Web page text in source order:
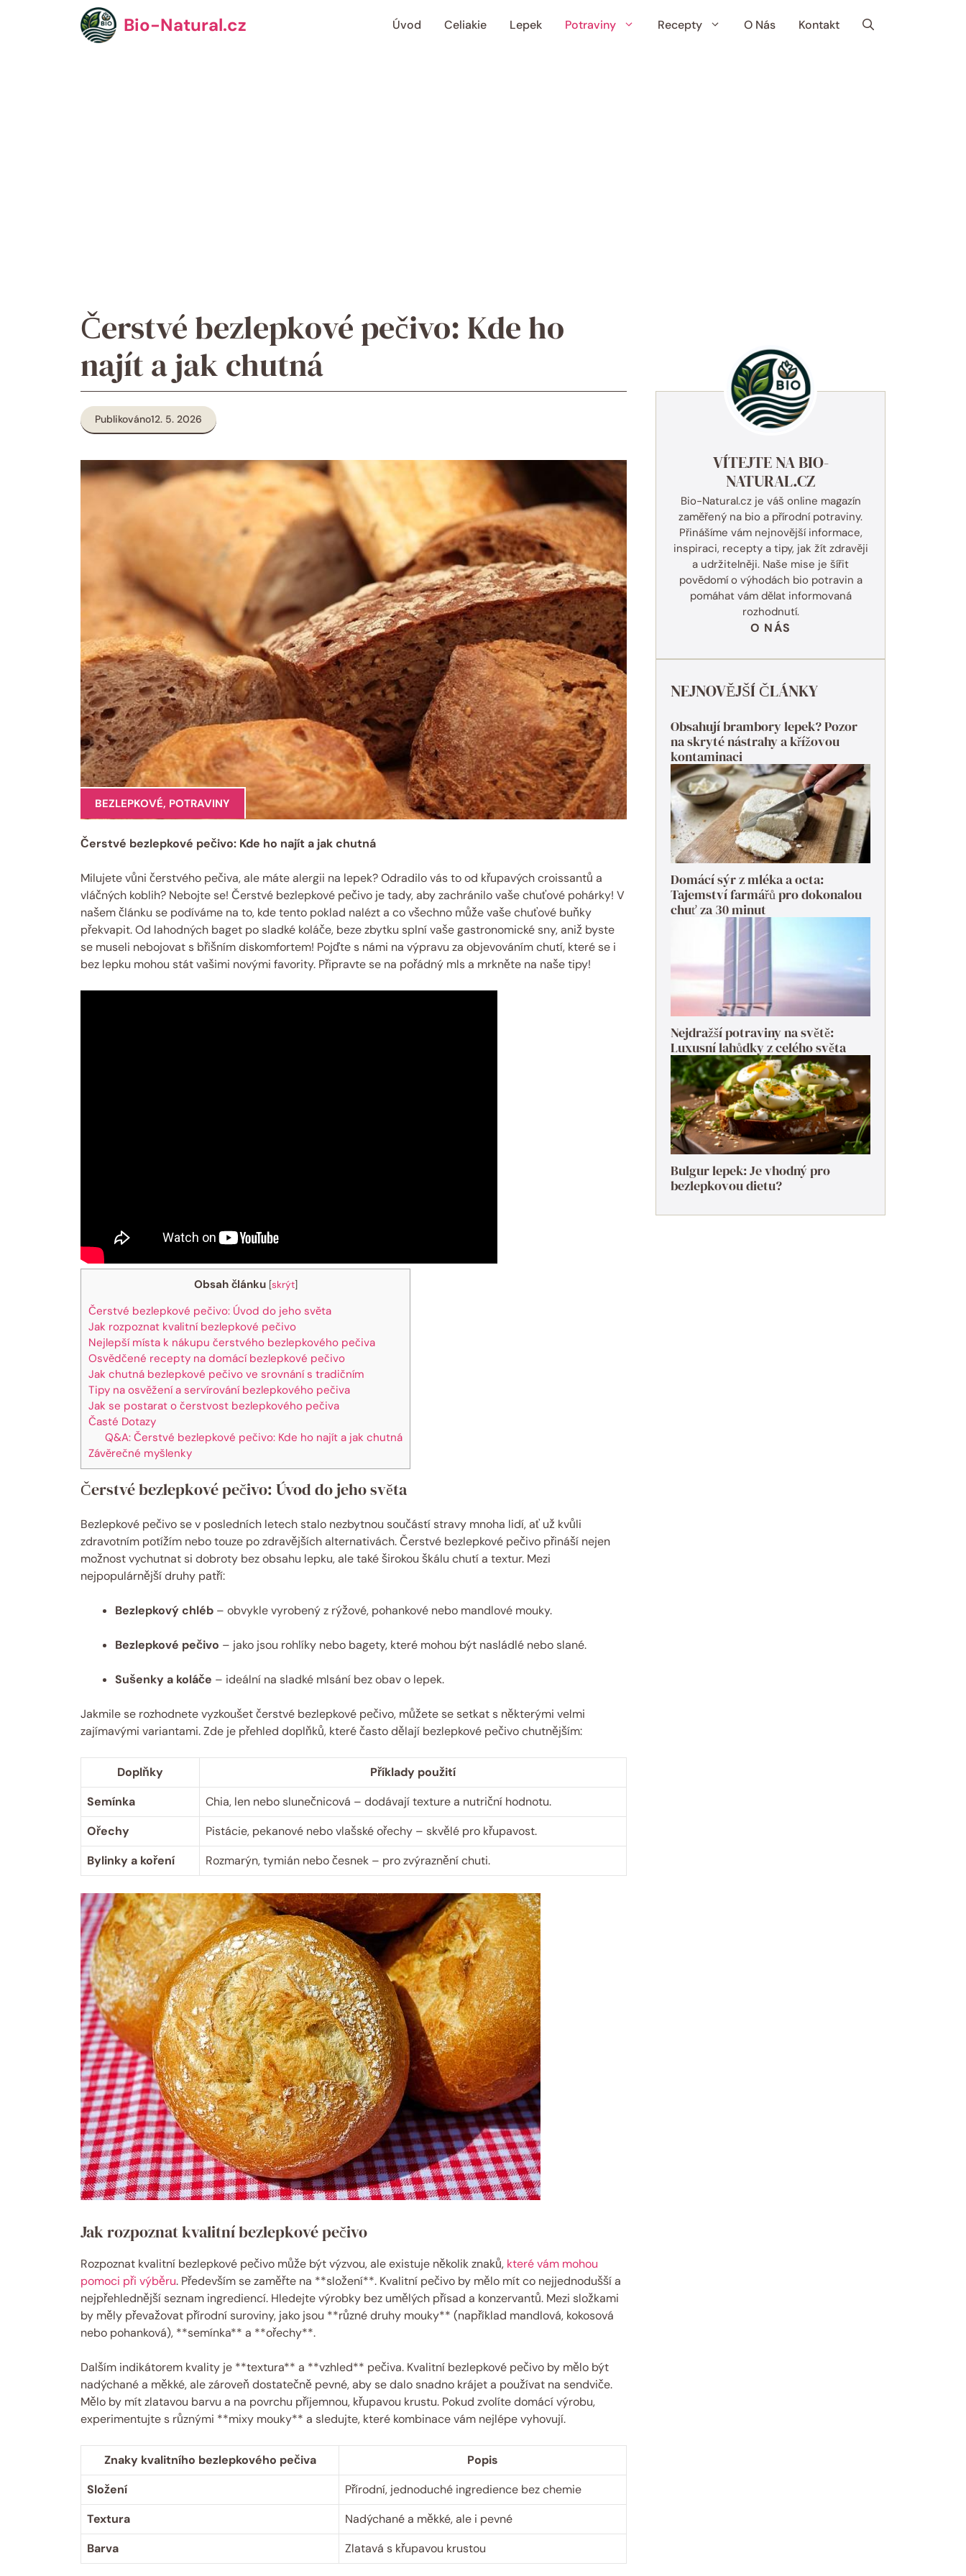
Bio-Natural.cz Úvod Celiakie Lepek Potraviny Recepty O Nás Kontakt
Čerstvé bezlepkové pečivo: Kde ho
najít a jak chutná
Publikováno12. 5. 2026
BEZLEPKOVÉ, POTRAVINY
Čerstvé bezlepkové pečivo: Kde ho najít a jak chutná
Milujete vůni čerstvého pečiva, ale máte alergii na lepek? Odradilo vás to od křupavých croissantů a
vláčných koblih? Nebojte se! Čerstvé bezlepkové pečivo je tady, aby zachránilo vaše chuťové pohárky! V
našem článku se podíváme na to, kde tento poklad nalézt a co všechno může vaše chuťové buňky
překvapit. Od lahodných baget po sladké koláče, beze zbytku splní vaše gastronomické sny, aniž byste
se museli nebojovat s břišním diskomfortem! Pojďte s námi na výpravu za objevováním chutí, které se i
bez lepku mohou stát vašimi novými favority. Připravte se na pořádný mls a mrkněte na naše tipy!
Obsah článku [skrýt]
Čerstvé bezlepkové pečivo: Úvod do jeho světa
Jak rozpoznat kvalitní bezlepkové pečivo
Nejlepší místa k nákupu čerstvého bezlepkového pečiva
Osvědčené recepty na domácí bezlepkové pečivo
Jak chutná bezlepkové pečivo ve srovnání s tradičním
Tipy na osvěžení a servírování bezlepkového pečiva
Jak se postarat o čerstvost bezlepkového pečiva
Časté Dotazy
Q&A: Čerstvé bezlepkové pečivo: Kde ho najít a jak chutná
Závěrečné myšlenky
Čerstvé bezlepkové pečivo: Úvod do jeho světa
Bezlepkové pečivo se v posledních letech stalo nezbytnou součástí stravy mnoha lidí, ať už kvůli
zdravotním potížím nebo touze po zdravějších alternativách. Čerstvé bezlepkové pečivo přináší nejen
možnost vychutnat si dobroty bez obsahu lepku, ale také širokou škálu chutí a textur. Mezi
nejpopulárnější druhy patří:
Bezlepkový chléb – obvykle vyrobený z rýžové, pohankové nebo mandlové mouky.
Bezlepkové pečivo – jako jsou rohlíky nebo bagety, které mohou být nasládlé nebo slané.
Sušenky a koláče – ideální na sladké mlsání bez obav o lepek.
Jakmile se rozhodnete vyzkoušet čerstvé bezlepkové pečivo, můžete se setkat s některými velmi
zajímavými variantami. Zde je přehled doplňků, které často dělají bezlepkové pečivo chutnějším:
Doplňky
Příklady použití
Semínka
Chia, len nebo slunečnicová – dodávají texture a nutriční hodnotu.
Ořechy
Pistácie, pekanové nebo vlašské ořechy – skvělé pro křupavost.
Bylinky a koření
Rozmarýn, tymián nebo česnek – pro zvýraznění chuti.
Jak rozpoznat kvalitní bezlepkové pečivo
Rozpoznat kvalitní bezlepkové pečivo může být výzvou, ale existuje několik znaků, které vám mohou
pomoci při výběru. Především se zaměřte na **složení**. Kvalitní pečivo by mělo mít co nejjednodušší a
nejpřehlednější seznam ingrediencí. Hledejte výrobky bez umělých přísad a konzervantů. Mezi složkami
by měly převažovat přírodní suroviny, jako jsou **různé druhy mouky** (například mandlová, kokosová
nebo pohanková), **semínka** a **ořechy**.
Dalším indikátorem kvality je **textura** a **vzhled** pečiva. Kvalitní bezlepkové pečivo by mělo být
nadýchané a měkké, ale zároveň dostatečně pevné, aby se dalo snadno krájet a používat na sendviče.
Mělo by mít zlatavou barvu a na povrchu příjemnou, křupavou krustu. Pokud zvolíte domácí výrobu,
experimentujte s různými **mixy mouky** a sledujte, které kombinace vám nejlépe vyhovují.
Znaky kvalitního bezlepkového pečiva
Popis
Složení
Přírodní, jednoduché ingredience bez chemie
Textura
Nadýchané a měkké, ale i pevné
Barva
Zlatavá s křupavou krustou
VÍTEJTE NA BIO-
NATURAL.CZ
Bio-Natural.cz je váš online magazín
zaměřený na bio a přírodní potraviny.
Přinášíme vám nejnovější informace,
inspiraci, recepty a tipy, jak žít zdravěji
a udržitelněji. Naše mise je šířit
povědomí o výhodách bio potravin a
pomáhat vám dělat informovaná
rozhodnutí.
O NÁS
NEJNOVĚJŠÍ ČLÁNKY
Obsahují brambory lepek? Pozor
na skryté nástrahy a křížovou
kontaminaci
Domácí sýr z mléka a octa:
Tajemství farmářů pro dokonalou
chuť za 30 minut
Nejdražší potraviny na světě:
Luxusní lahůdky z celého světa
Bulgur lepek: Je vhodný pro
bezlepkovou dietu?